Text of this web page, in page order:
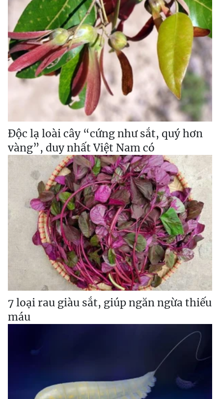
Độc lạ loài cây “cứng như sắt, quý hơn
vàng”, duy nhất Việt Nam có
7 loại rau giàu sắt, giúp ngăn ngừa thiếu
máu